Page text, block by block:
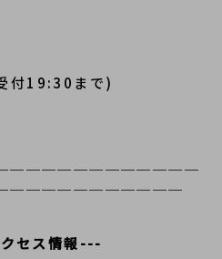
付19:30まで)
セス情報---